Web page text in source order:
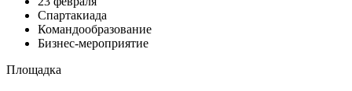
Спартакиада
Командообразование
Бизнес-мероприятие
Площадка